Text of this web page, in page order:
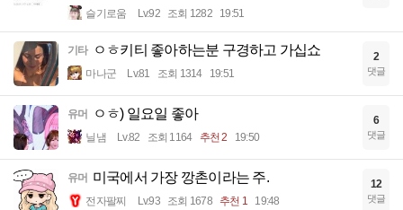
슬기로움 Lv.92 조회 1282 19:51
기타 ㅇㅎ키티 좋아하는분 구경하고 가십쇼
마나군 Lv.81 조회 1314 19:51
2
댓글
유머 ㅇㅎ) 일요일 좋아
닐냄 Lv.82 조회 1164 추천 2 19:50
6
댓글
유머 미국에서 가장 깡촌이라는 주.
전자팔찌 Lv.93 조회 1678 추천 1 19:48
12
댓글